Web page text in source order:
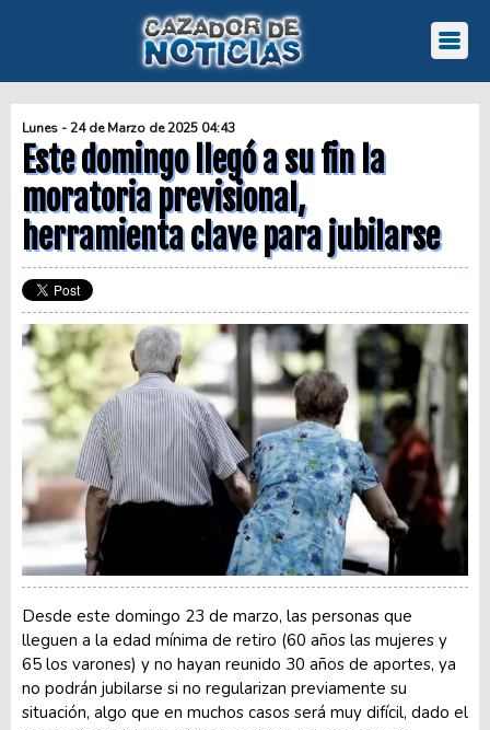
Lunes - 24 de Marzo de 2025 04:43
Este domingo llegó a su fin la
moratoria previsional,
herramienta clave para jubilarse
Desde este domingo 23 de marzo, las personas que
lleguen a la edad mínima de retiro (60 años las mujeres y
65 los varones) y no hayan reunido 30 años de aportes, ya
no podrán jubilarse si no regularizan previamente su
situación, algo que en muchos casos será muy difícil, dado el